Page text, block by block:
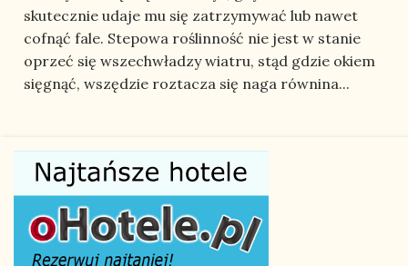
skutecznie udaje mu się zatrzymywać lub nawet
cofnąć fale. Stepowa roślinność nie jest w stanie
oprzeć się wszechwładzy wiatru, stąd gdzie okiem
sięgnąć, wszędzie roztacza się naga równina...